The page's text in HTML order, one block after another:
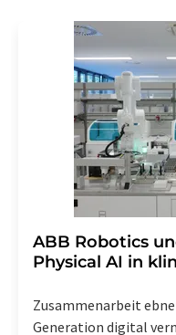
Str. 2, 12489 Berlin oder
widerruf@lumitos.com
widerrufen. Zudem ist in
Abbestellung des
enthalten.
​​​​​​​ABB Robotics
Physical AI in
Zusammenarbeit
Generation digital